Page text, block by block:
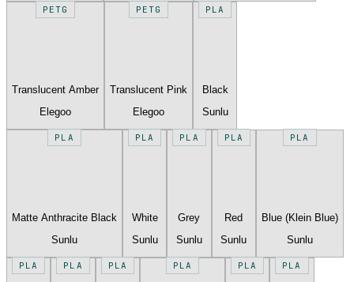
PETG
Translucent Amber
Elegoo
PETG
Translucent Pink
Elegoo
PLA
Black
Sunlu
PLA
Matte Anthracite Black
Sunlu
PLA
White
Sunlu
PLA
Grey
Sunlu
PLA
Red
Sunlu
PLA
Blue (Klein Blue)
Sunlu
PLA PLA PLA PLA PLA PLA